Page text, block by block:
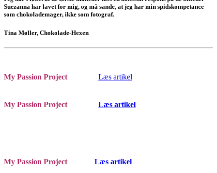
Suezanna har lavet for mig, og må sande, at jeg har min spidskompetance
som chokolademager, ikke som fotograf.
Tina Møller, Chokolade-Hexen
My Passion Project Læs artikel
My Passion Project Læs artikel
My Passion Project Læs artikel